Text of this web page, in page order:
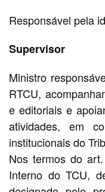
Responsável pela
Supervisor
Ministro
RTCU,
e editoriais e
atividades, em
institucionais do
Nos termos do
Interno do TCU,